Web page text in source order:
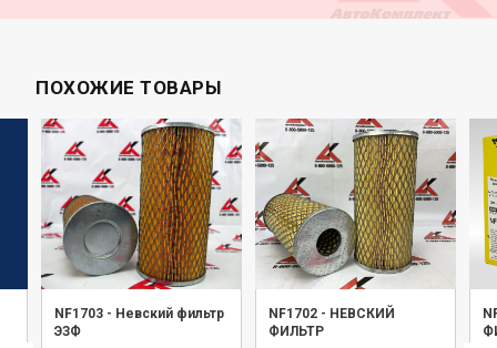
ПОХОЖИЕ ТОВАРЫ
NF1703 - Невский фильтр
ЭЗФ
NF1702 - НЕВСКИЙ
ФИЛЬТР